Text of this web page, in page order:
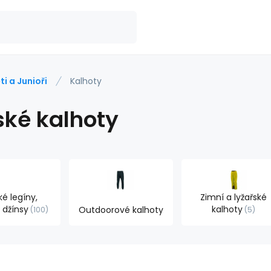
a Junioři Kalhoty
kalhoty
legíny,
100 Outdoorové kalhoty
Zimní a lyžařské
kalhoty 5